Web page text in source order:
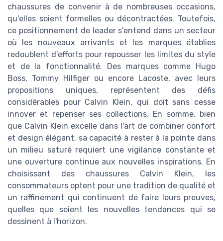
chaussures de convenir à de nombreuses occasions,
qu'elles soient formelles ou décontractées. Toutefois,
ce positionnement de leader s'entend dans un secteur
où les nouveaux arrivants et les marques établies
redoublent d'efforts pour repousser les limites du style
et de la fonctionnalité. Des marques comme Hugo
Boss, Tommy Hilfiger ou encore Lacoste, avec leurs
propositions uniques, représentent des défis
considérables pour Calvin Klein, qui doit sans cesse
innover et repenser ses collections. En somme, bien
que Calvin Klein excelle dans l'art de combiner confort
et design élégant, sa capacité à rester à la pointe dans
un milieu saturé requiert une vigilance constante et
une ouverture continue aux nouvelles inspirations. En
choisissant des chaussures Calvin Klein, les
consommateurs optent pour une tradition de qualité et
un raffinement qui continuent de faire leurs preuves,
quelles que soient les nouvelles tendances qui se
dessinent à l'horizon.